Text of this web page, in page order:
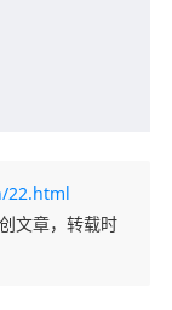
22.html
文章，转载时